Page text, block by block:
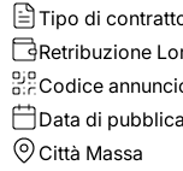
Tipo di
Retribuzione
Codice
Data di
Città Massa